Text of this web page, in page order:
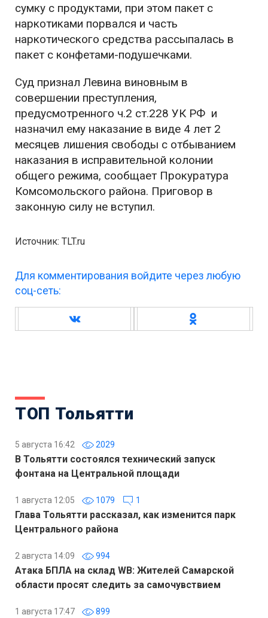
сумку с продуктами, при этом пакет с
наркотиками порвался и часть
наркотического средства рассыпалась в
пакет с конфетами-подушечками.
Суд признал Левина виновным в
совершении преступления,
предусмотренного ч.2 ст.228 УК РФ и
назначил ему наказание в виде 4 лет 2
месяцев лишения свободы с отбыванием
наказания в исправительной колонии
общего режима, сообщает Прокуратура
Комсомольского района. Приговор в
законную силу не вступил.
Источник: TLT.ru
Для комментирования войдите через любую
соц-сеть:
ТОП Тольятти
5 августа 16:42 2029
В Тольятти состоялся технический запуск
фонтана на Центральной площади
1 августа 12:05 1079 1
Глава Тольятти рассказал, как изменится парк
Центрального района
2 августа 14:09 994
Атака БПЛА на склад WB: Жителей Самарской
области просят следить за самочувствием
1 августа 17:47 899